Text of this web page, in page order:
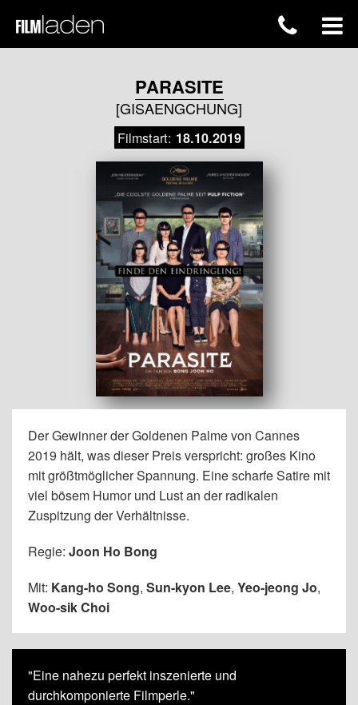
PARASITE
[GISAENGCHUNG]
Filmstart: 18.10.2019
Der Gewinner der Goldenen Palme von Cannes
2019 hält, was dieser Preis verspricht: großes Kino
mit größtmöglicher Spannung. Eine scharfe Satire mit
viel bösem Humor und Lust an der radikalen
Zuspitzung der Verhältnisse.
Regie: Joon Ho Bong
Mit: Kang-ho Song, Sun-kyon Lee, Yeo-jeong Jo,
Woo-sik Choi
"Eine nahezu perfekt inszenierte und
durchkomponierte Filmperle."